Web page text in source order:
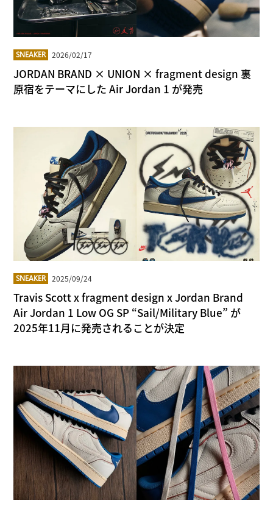
SNEAKER 2026/02/17
JORDAN BRAND × UNION × fragment design 裏
原宿をテーマにした Air Jordan 1 が発売
SNEAKER 2025/09/24
Travis Scott x fragment design x Jordan Brand
Air Jordan 1 Low OG SP “Sail/Military Blue” が
2025年11月に発売されることが決定